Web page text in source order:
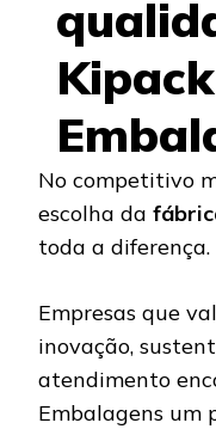
Kipack
No competitivo
escolha da
toda a diferença.
Empresas que
inovação,
atendimento
Embalagens um